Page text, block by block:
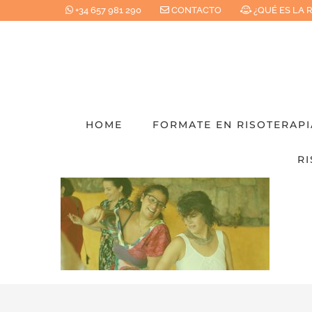
+34 657 981 290 CONTACTO ¿QUÉ ES LA
HOME FORMATE EN